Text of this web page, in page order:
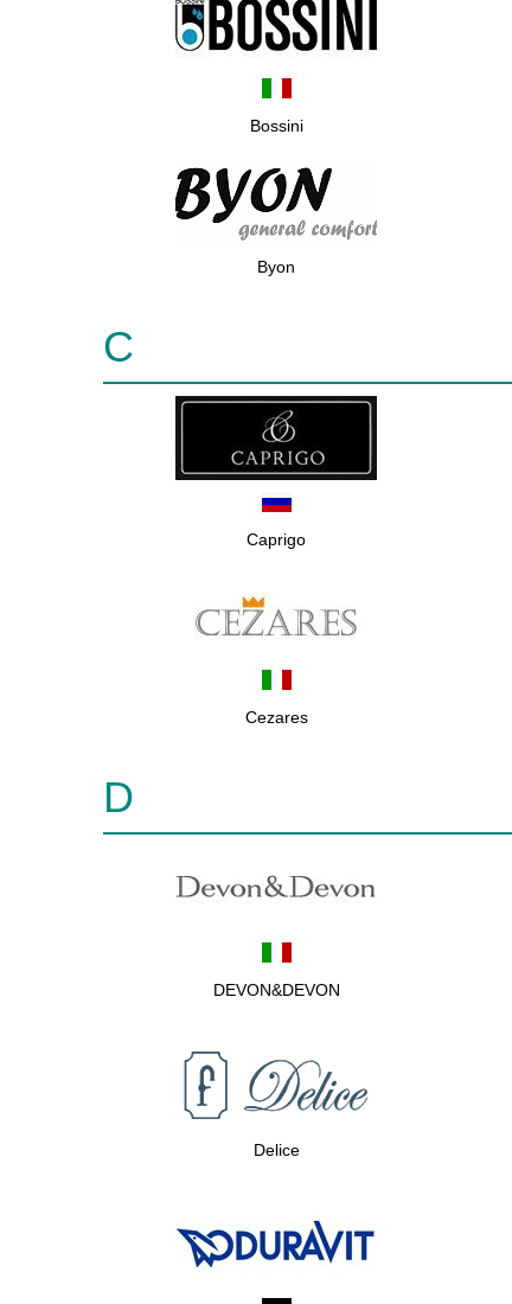
Bossini
Byon
C
Caprigo
Cezares
D
DEVON&DEVON
Delice